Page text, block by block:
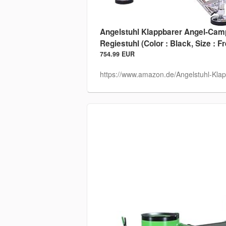
Angelstuhl Klappbarer Angel-
Regiestuhl (Color : Black, Size :
754.99 EUR
https://www.amazon.de/Angelstuhl-